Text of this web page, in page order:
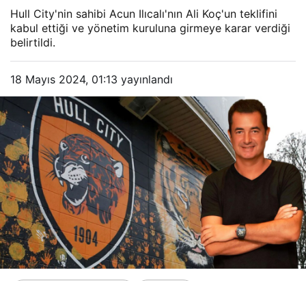
Hull City'nin sahibi Acun Ilıcalı'nın Ali Koç'un teklifini
kabul ettiği ve yönetim kuruluna girmeye karar verdiği
belirtildi.
18 Mayıs 2024, 01:13 yayınlandı